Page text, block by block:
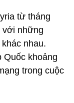
từ tháng
với những
nhau.
Quốc khoảng
trong cuộc